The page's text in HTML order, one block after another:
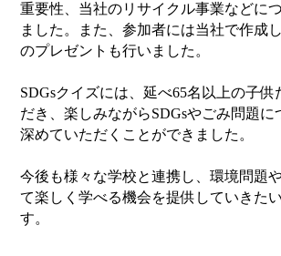
重要性、当社のリサイクル事業などに
ました。また、参加者には当社で作成
のプレゼントも行いました。
SDGsクイズには、延べ65名以上の子供
だき、楽しみながらSDGsやごみ問題に
深めていただくことができました。
今後も様々な学校と連携し、環境問題
て楽しく学べる機会を提供していきた
す。